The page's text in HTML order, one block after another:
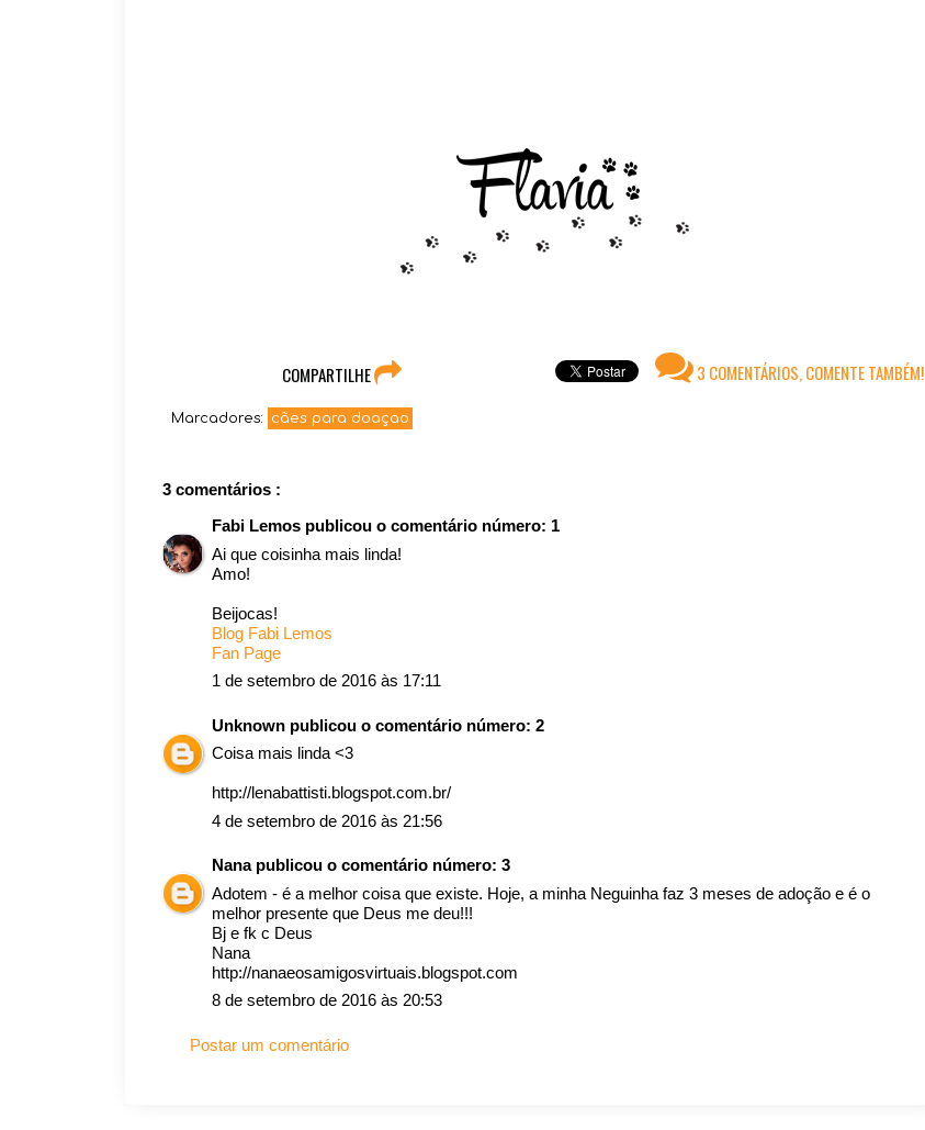
3 COMENTÁRIOS, COMENTE TAMBÉM!
COMPARTILHE
Marcadores: cães para doaçao
3 comentários :
Fabi Lemos publicou o comentário número: 1
Ai que coisinha mais linda!
Amo!
Beijocas!
Blog Fabi Lemos
Fan Page
1 de setembro de 2016 às 17:11
Unknown publicou o comentário número: 2
Coisa mais linda <3
http://lenabattisti.blogspot.com.br/
4 de setembro de 2016 às 21:56
Nana publicou o comentário número: 3
Adotem - é a melhor coisa que existe. Hoje, a minha Neguinha faz 3 meses de adoção e é o
melhor presente que Deus me deu!!!
Bj e fk c Deus
Nana
http://nanaeosamigosvirtuais.blogspot.com
8 de setembro de 2016 às 20:53
Postar um comentário